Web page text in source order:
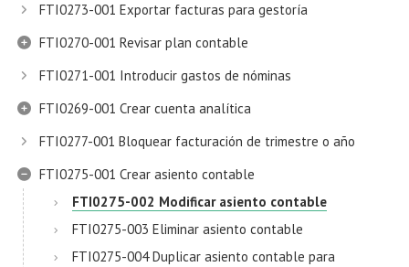
FTI0273-001 Exportar facturas para gestoría
FTI0270-001 Revisar plan contable
FTI0271-001 Introducir gastos de nóminas
FTI0269-001 Crear cuenta analítica
FTI0277-001 Bloquear facturación de trimestre o año
FTI0275-001 Crear asiento contable
FTI0275-002 Modificar asiento contable
FTI0275-003 Eliminar asiento contable
FTI0275-004 Duplicar asiento contable para